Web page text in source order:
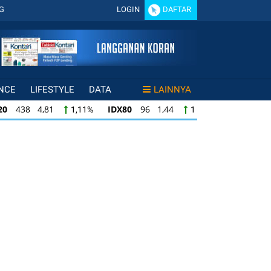
LOGIN DAFTAR
LIFESTYLE DATA LAINNYA
IDX80 96 1,44 1,52% IDXV30 120 0,97
IDXV30 120 0,97 0,81% IDXQ30 114 1,39